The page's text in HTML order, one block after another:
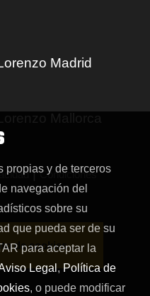
Madrid
| Condiciones
de cookies
propias y de terceros
navegación del
sobre su
que pueda ser de su
para aceptar la
Legal , Política de
, o puede modificar